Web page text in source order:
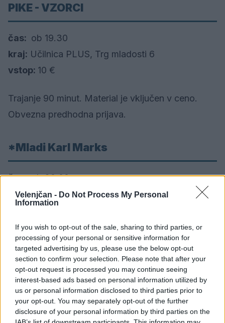
Velenjčan - Do Not Process My Personal
Information
If you wish to opt-out of the sale, sharing to third parties, or
processing of your personal or sensitive information for
targeted advertising by us, please use the below opt-out
section to confirm your selection. Please note that after your
opt-out request is processed you may continue seeing
interest-based ads based on personal information utilized by
us or personal information disclosed to third parties prior to
your opt-out. You may separately opt-out of the further
disclosure of your personal information by third parties on the
PIKE - VZORCI
čas: ob 19.30
kraj: Učilnica PLUS, Trg mladosti 6
vstop: 10 €
Trajanje 90 minut. Material je vključen v ceno.
Obvezna predhodna prijava.
*Mladi Karl Marks
čas:ob 20.00
kraj:Kino Velenje (velika dvorana)
Filmsko gledališče (Le jeune Karl Marx)
Zgodovinska biografska drama, 118 minut Režija:
Raoul Peck Igrajo: August Diehl, Stefan Konarske,
Vicky Krieps, Olivier Gourmet, Hannah Steele,
Alexander Scheer Vstopnice: 4 EUR.